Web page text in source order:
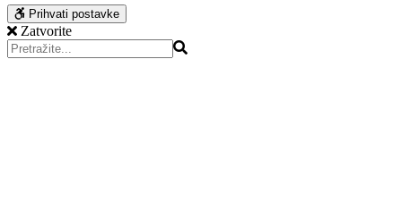
Prihvati postavke
Zatvorite